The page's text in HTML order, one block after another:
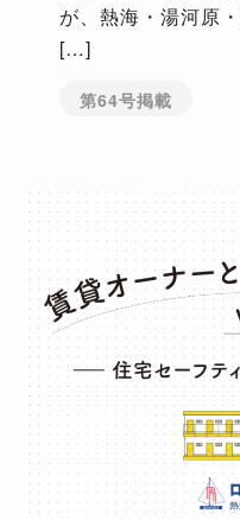
が、熱海・湯河原
[…]
第64号掲載